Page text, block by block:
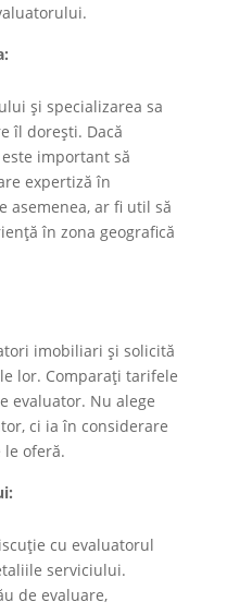
și specializarea sa
îl dorești. Dacă
important să
expertiză în
asemenea, ar fi util să
în zona geografică
imobiliari și solicită
lor. Comparați tarifele
evaluator. Nu alege
ci ia în considerare
le oferă.
cu evaluatorul
serviciului.
de evaluare,